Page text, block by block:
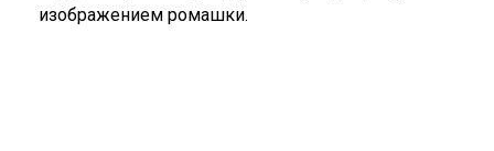
изображением ромашки.